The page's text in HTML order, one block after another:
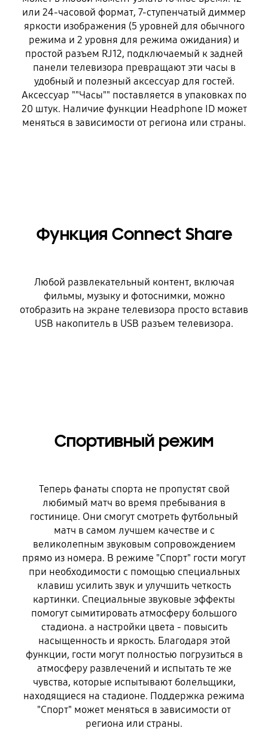
или 24-часовой формат, 7-ступенчатый диммер
яркости изображения (5 уровней для обычного
режима и 2 уровня для режима ожидания) и
простой разъем RJ12, подключаемый к задней
панели телевизора превращают эти часы в
удобный и полезный аксессуар для гостей.
Аксессуар ""Часы"" поставляется в упаковках по
20 штук. Наличие функции Headphone ID может
меняться в зависимости от региона или страны.
Функция Connect Share
Любой развлекательный контент, включая
фильмы, музыку и фотоснимки, можно
отобразить на экране телевизора просто вставив
USB накопитель в USB разъем телевизора.
Спортивный режим
Теперь фанаты спорта не пропустят свой
любимый матч во время пребывания в
гостинице. Они смогут смотреть футбольный
матч в самом лучшем качестве и с
великолепным звуковым сопровождением
прямо из номера. В режиме "Спорт" гости могут
при необходимости с помощью специальных
клавиш усилить звук и улучшить четкость
картинки. Специальные звуковые эффекты
помогут сымитировать атмосферу большого
стадиона. а настройки цвета - повысить
насыщенность и яркость. Благодаря этой
функции, гости могут полностью погрузиться в
атмосферу развлечений и испытать те же
чувства, которые испытывают болельщики,
находящиеся на стадионе. Поддержка режима
"Спорт" может меняться в зависимости от
региона или страны.